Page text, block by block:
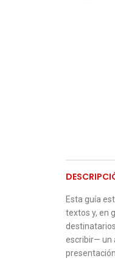
Esta guía
textos y, en
escribir— un